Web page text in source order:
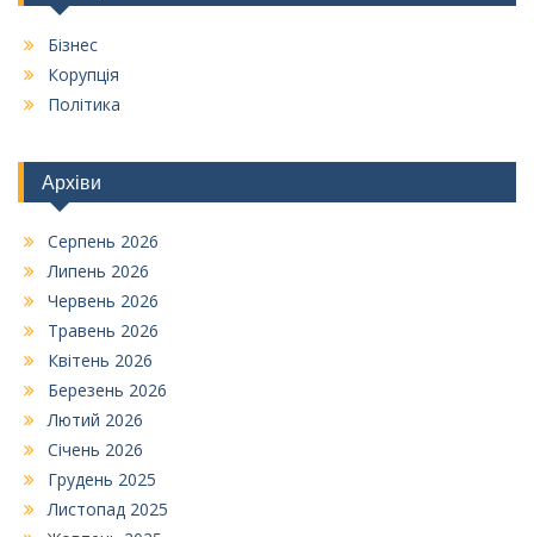
Бізнес
Корупція
Політика
Архіви
Серпень 2026
Липень 2026
Червень 2026
Травень 2026
Квітень 2026
Березень 2026
Лютий 2026
Січень 2026
Грудень 2025
Листопад 2025